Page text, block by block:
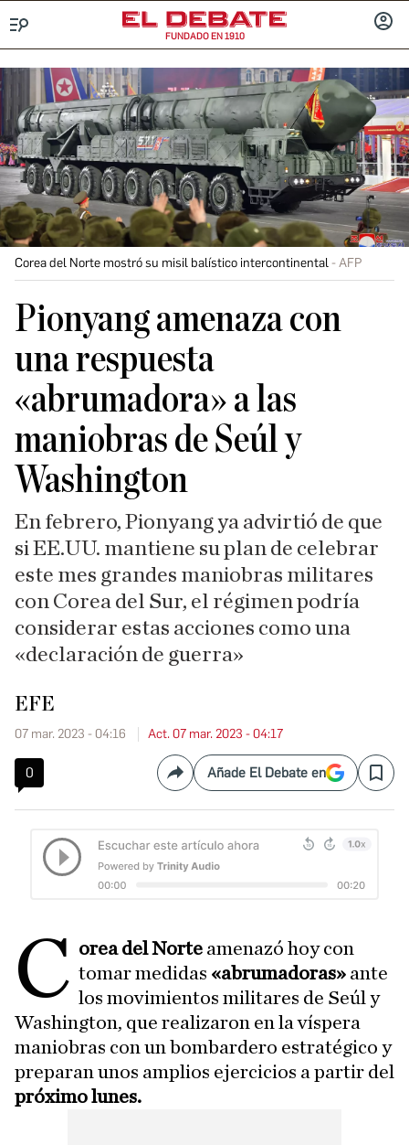
FUNDADO EN 1910
Corea del Norte mostró su misil balístico intercontinental AFP
Pionyang amenaza con
una respuesta
«abrumadora» a las
maniobras de Seúl y
Washington
En febrero, Pionyang ya advirtió de que
si EE.UU. mantiene su plan de celebrar
este mes grandes maniobras militares
con Corea del Sur, el régimen podría
considerar estas acciones como una
«declaración de guerra»
EFE
07 mar. 2023 - 04:16 Act. 07 mar. 2023 - 04:17
0 CompartirAñade El Debate en Save
C orea del Norte amenazó hoy con
tomar medidas «abrumadoras» ante
los movimientos militares de Seúl y
Washington, que realizaron en la víspera
maniobras con un bombardero estratégico y
preparan unos amplios ejercicios a partir del
próximo lunes.